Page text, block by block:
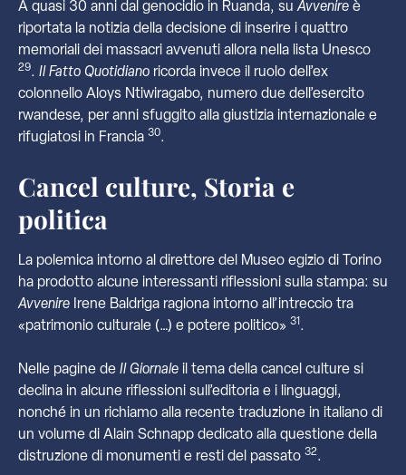
A quasi 30 anni dal genocidio in Ruanda, suAvvenire è
riportata la notizia della decisione di inserire i quattro
memoriali dei massacri avvenuti allora nella lista Unesco
29. Il Fatto Quotidiano ricorda invece il ruolo dell’ex
colonnello Aloys Ntiwiragabo, numero due dell’esercito
rwandese, per anni sfuggito alla giustizia internazionale e
rifugiatosi in Francia 30.
Cancel culture, Storia e
politica
La polemica intorno al direttore del Museo egizio di Torino
ha prodotto alcune interessanti riflessioni sulla stampa: su
Avvenire Irene Baldriga ragiona intorno all’intreccio tra
«patrimonio culturale (…) e potere politico» 31.
Nelle pagine de Il Giornale il tema della cancel culture si
declina in alcune riflessioni sull’editoria e i linguaggi,
nonché in un richiamo alla recente traduzione in italiano di
un volume di Alain Schnapp dedicato alla questione della
distruzione di monumenti e resti del passato 32.